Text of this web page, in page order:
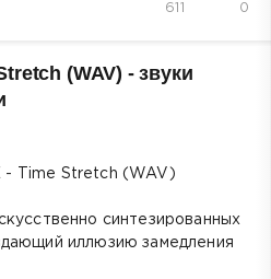
0
611
(WAV) - звуки
синтезированных
иллюзию замедления